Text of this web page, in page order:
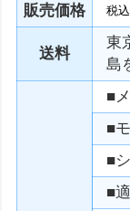
販売価格
税込
送料
東
島
■
■
■
■